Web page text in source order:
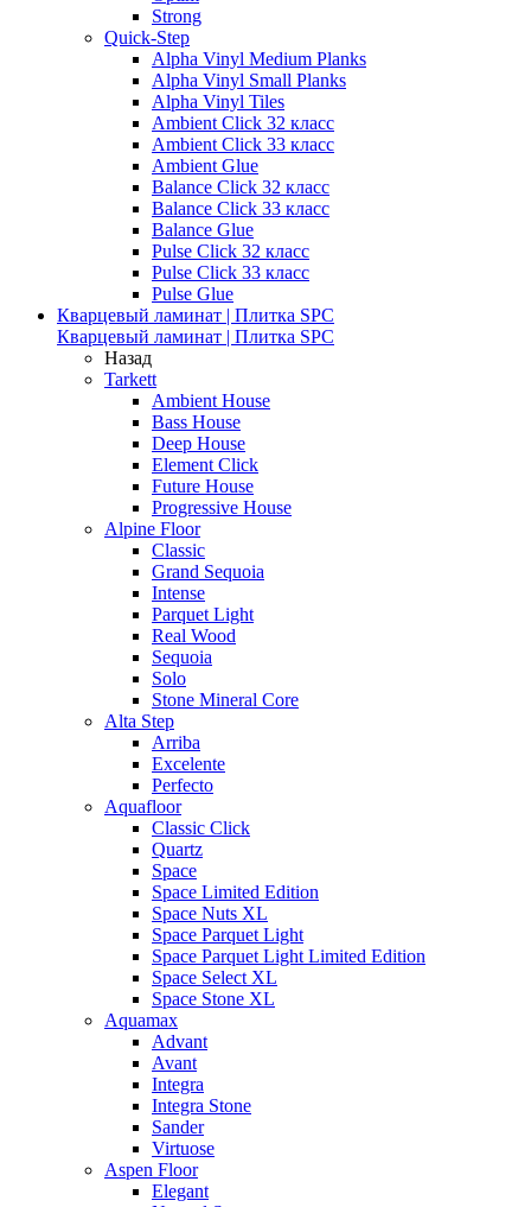
Strong
Quick-Step
Alpha Vinyl Medium Planks
Alpha Vinyl Small Planks
Alpha Vinyl Tiles
Ambient Click 32 класс
Ambient Click 33 класс
Ambient Glue
Balance Click 32 класс
Balance Click 33 класс
Balance Glue
Pulse Click 32 класс
Pulse Click 33 класс
Pulse Glue
Кварцевый ламинат | Плитка SPC
Кварцевый ламинат | Плитка SPC
Назад
Tarkett
Ambient House
Bass House
Deep House
Element Click
Future House
Progressive House
Alpine Floor
Classic
Grand Sequoia
Intense
Parquet Light
Real Wood
Sequoia
Solo
Stone Mineral Core
Alta Step
Arriba
Excelente
Perfecto
Aquafloor
Classic Click
Quartz
Space
Space Limited Edition
Space Nuts XL
Space Parquet Light
Space Parquet Light Limited Edition
Space Select XL
Space Stone XL
Aquamax
Advant
Avant
Integra
Integra Stone
Sander
Virtuose
Aspen Floor
Elegant